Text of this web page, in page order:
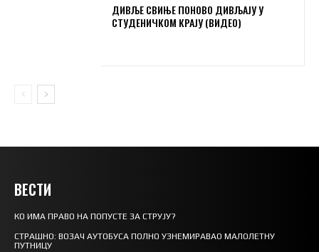
ДИВЉЕ СВИЊЕ ПОНОВО ДИВЉАЈУ У
СТУДЕНИЧКОМ КРАЈУ (ВИДЕО)
ВЕСТИ
КО ИМА ПРАВО НА ПОПУСТЕ ЗА СТРУЈУ?
СТРАШНО: ВОЗАЧ АУТОБУСА ПОЛНО УЗНЕМИРАВАО МАЛОЛЕТНУ
ПУТНИЦУ